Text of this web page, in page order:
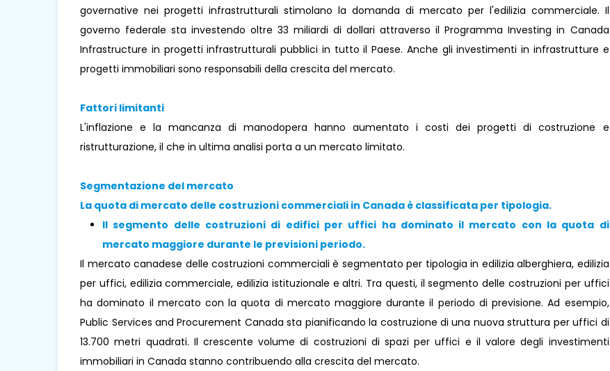
governative nei progetti infrastrutturali stimolano la domanda di mercato per l'edilizia commerciale. Il
governo federale sta investendo oltre 33 miliardi di dollari attraverso il Programma Investing in Canada
Infrastructure in progetti infrastrutturali pubblici in tutto il Paese. Anche gli investimenti in infrastrutture e
progetti immobiliari sono responsabili della crescita del mercato.
Fattori limitanti
L'inflazione e la mancanza di manodopera hanno aumentato i costi dei progetti di costruzione e
ristrutturazione, il che in ultima analisi porta a un mercato limitato.
Segmentazione del mercato
La quota di mercato delle costruzioni commerciali in Canada è classificata per tipologia.
Il segmento delle costruzioni di edifici per uffici ha dominato il mercato con la quota di
mercato maggiore durante le previsioni periodo.
Il mercato canadese delle costruzioni commerciali è segmentato per tipologia in edilizia alberghiera, edilizia
per uffici, edilizia commerciale, edilizia istituzionale e altri. Tra questi, il segmento delle costruzioni per uffici
ha dominato il mercato con la quota di mercato maggiore durante il periodo di previsione. Ad esempio,
Public Services and Procurement Canada sta pianificando la costruzione di una nuova struttura per uffici di
13.700 metri quadrati. Il crescente volume di costruzioni di spazi per uffici e il valore degli investimenti
immobiliari in Canada stanno contribuendo alla crescita del mercato.